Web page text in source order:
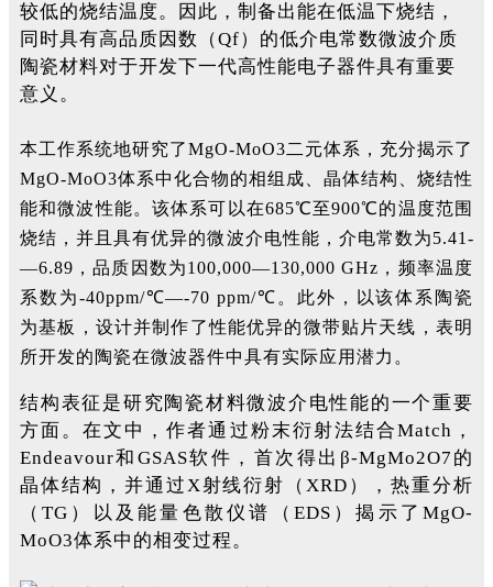
较低的烧结温度。因此，制备出能在低温下烧结，
同时具有高品质因数（Qf）的低介电常数微波介质
陶瓷材料对于开发下一代高性能电子器件具有重要
意义。
本工作系统地研究了MgO-MoO3二元体系，充分揭示了
MgO-MoO3体系中化合物的相组成、晶体结构、烧结性
能和微波性能。该体系可以在685℃至900℃的温度范围
烧结，并且具有优异的微波介电性能，介电常数为5.41­­
—6.89，品质因数为100,000—130,000 GHz，频率温度
系数为-40ppm/℃—-70 ppm/℃。此外，以该体系陶瓷
为基板，设计并制作了性能优异的微带贴片天线，表明
所开发的陶瓷在微波器件中具有实际应用潜力。
结构表征是研究陶瓷材料微波介电性能的一个重要
方面。在文中，作者通过粉末衍射法结合Match，
Endeavour和GSAS软件，首次得出β-MgMo2O7的
晶体结构，并通过X射线衍射（XRD），热重分析
（TG）以及能量色散仪谱（EDS）揭示了MgO-
MoO3体系中的相变过程。